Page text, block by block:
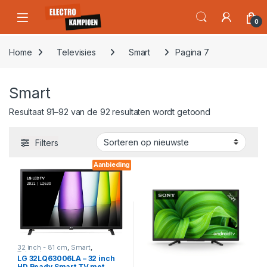
Skip to navigation
Skip to content
Open 0
Home Televisies Smart Pagina 7
Smart
Resultaat 91–92 van de 92 resultaten wordt getoond
Filters
Aanbieding
32 inch - 81 cm, Smart,
Televisies
LG 32LQ63006LA – 32 inch